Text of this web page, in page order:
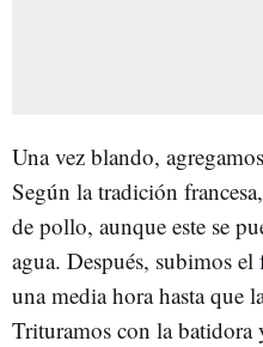
Una vez blando,
Según la tradición
de pollo, aunque este se
agua. Después, subimos
una media hora hasta que
Trituramos con la batidora